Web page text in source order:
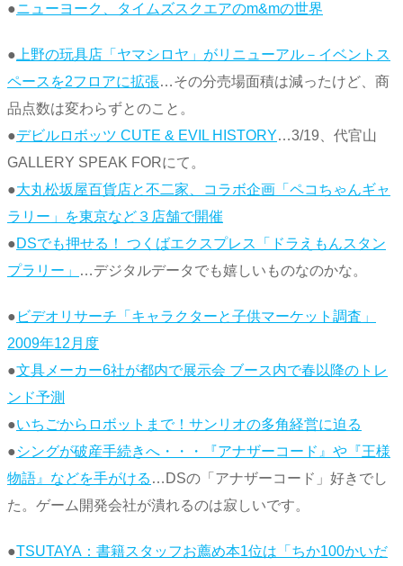
●ニューヨーク、タイムズスクエアのm&mの世界
● 上野の玩具店「ヤマシロヤ」がリニューアル－イベントス
ペースを2フロアに拡張…その分売場面積は減ったけど、商
品点数は変わらずとのこと。
●デビルロボッツ CUTE & EVIL HISTORY…3/19、代官山
GALLERY SPEAK FORにて。
●大丸松坂屋百貨店と不二家、コラボ企画「ペコちゃんギャ
ラリー」を東京など３店舗で開催
●DSでも押せる！ つくばエクスプレス「ドラえもんスタン
プラリー」
…デジタルデータでも嬉しいものなのかな。
● ビデオリサーチ「キャラクターと子供マーケット調査」
2009年12月度
●文具メーカー6社が都内で展示会 ブース内で春以降のトレ
ンド予測
●いちごからロボットまで！サンリオの多角経営に迫る
●シングが破産手続きへ・・・『アナザーコード』や『王様
物語』などを手がける …DSの「アナザーコード」好きでし
た。ゲーム開発会社が潰れるのは寂しいです。
●TSUTAYA：書籍スタッフお薦め本1位は「ちか100かいだ